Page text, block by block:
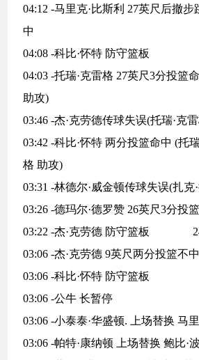
04:12 -马里克·比斯利 27英尺后撤步
中
04:08 -科比·怀特 防守篮板
04:03 -托瑞·克雷格 27英尺3分投篮
助攻)
03:46 -杰·克劳德传球失误(托瑞·克
03:42 -科比·怀特 两分投篮命中 (托
格 助攻)
03:31 -林德尔·威金顿传球失误(扎克
03:26 -德玛尔·德罗赞 26英尺3分投
03:22 -杰·克劳德 防守篮板
03:06 -杰·克劳德 9英尺两分投篮不中
03:06 -科比·怀特 防守篮板
03:06 -公牛 长暂停
03:06 -小泰泰·华盛顿. 上场替换 马
03:06 -帕特·康纳顿 上场替换 鲍比·